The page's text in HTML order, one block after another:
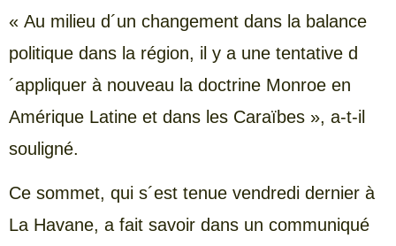
« Au milieu d´un changement dans la balance
politique dans la région, il y a une tentative d
´appliquer à nouveau la doctrine Monroe en
Amérique Latine et dans les Caraïbes », a-t-il
souligné.
Ce sommet, qui s´est tenue vendredi dernier à
La Havane, a fait savoir dans un communiqué